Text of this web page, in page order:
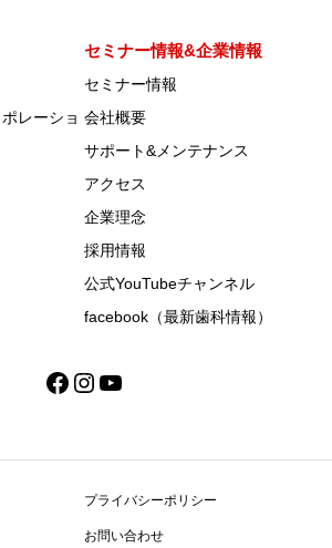
レーショ
セミナー情報&企業情報
セミナー情報
会社概要
サポート&メンテナンス
アクセス
企業理念
採用情報
公式YouTubeチャンネル
facebook（最新歯科情報）
Facebook
Instagram
YouTube
プライバシーポリシー
お問い合わせ